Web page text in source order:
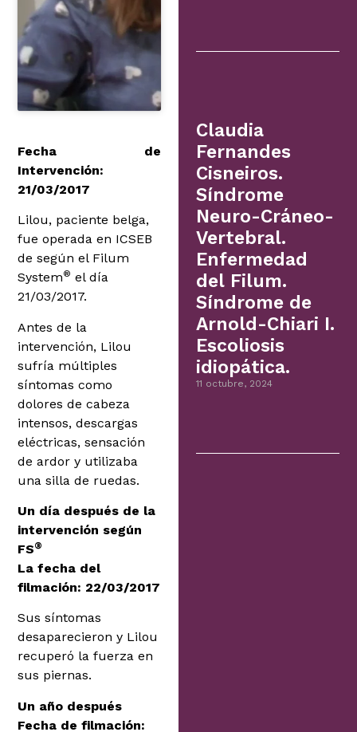
Fecha de
Intervención:
21/03/2017
Lilou, paciente belga,
fue operada en ICSEB
de según el Filum
System® el día
21/03/2017.
Antes de la
intervención, Lilou
sufría múltiples
síntomas como
dolores de cabeza
intensos, descargas
eléctricas, sensación
de ardor y utilizaba
una silla de ruedas.
Un día después de la
intervención según
FS®
La fecha del
filmación: 22/03/2017
Sus síntomas
desaparecieron y Lilou
recuperó la fuerza en
sus piernas.
Un año después
Fecha de filmación:
Claudia
Fernandes
Cisneiros.
Síndrome
Neuro-Cráneo-
Vertebral.
Enfermedad
del Filum.
Síndrome de
Arnold-Chiari I.
Escoliosis
idiopática.
11 octubre, 2024